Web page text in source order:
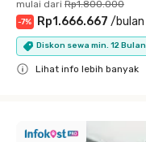
mulai dari Rp1.800.000
-7% Rp1.666.667 /bulan
Diskon sewa min. 12 Bulan
Lihat info lebih banyak